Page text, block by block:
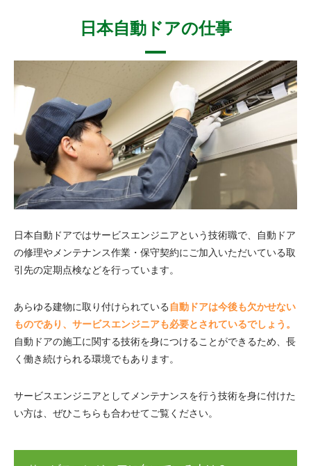
日本自動ドアの仕事
日本自動ドアではサービスエンジニアという技術職で、自動ドア
の修理やメンテナンス作業・保守契約にご加入いただいている取
引先の定期点検などを行っています。
あらゆる建物に取り付けられている 自動ドアは今後も欠かせない
ものであり、サービスエンジニアも必要とされているでしょう。
自動ドアの施工に関する技術を身につけることができるため、長
く働き続けられる環境でもあります。
サービスエンジニアとしてメンテナンスを行う技術を身に付けた
い方は、ぜひこちらも合わせてご覧ください。